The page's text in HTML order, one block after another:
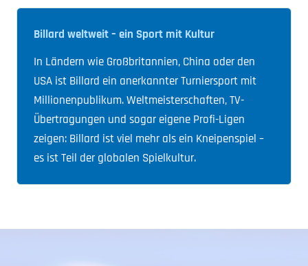
Billard weltweit – ein Sport mit Kultur
In Ländern wie Großbritannien, China oder den
USA ist Billard ein anerkannter Turniersport mit
Millionenpublikum. Weltmeisterschaften, TV-
Übertragungen und sogar eigene Profi-Ligen
zeigen: Billard ist viel mehr als ein Kneipenspiel –
es ist Teil der globalen Spielkultur.